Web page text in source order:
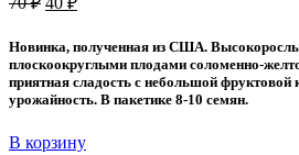
70 ₽.
40 ₽.
Новинка, полученная из США.
плоскоокруглыми плодами соломенно-
приятная сладость с небольшой
урожайность. В пакетике 8-10 семян.
В корзину